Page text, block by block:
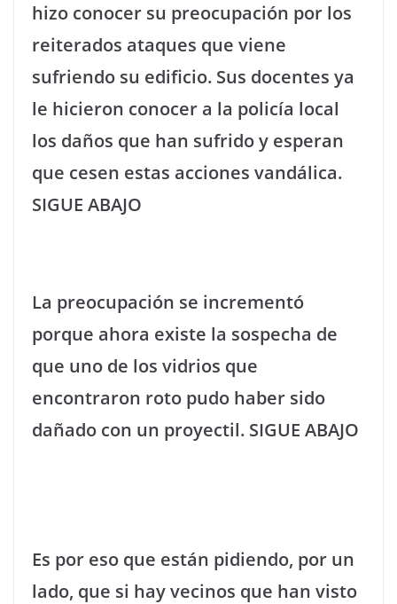
hizo conocer su preocupación por los
reiterados ataques que viene
sufriendo su edificio. Sus docentes ya
le hicieron conocer a la policía local
los daños que han sufrido y esperan
que cesen estas acciones vandálica.
SIGUE ABAJO
La preocupación se incrementó
porque ahora existe la sospecha de
que uno de los vidrios que
encontraron roto pudo haber sido
dañado con un proyectil. SIGUE ABAJO
Es por eso que están pidiendo, por un
lado, que si hay vecinos que han visto